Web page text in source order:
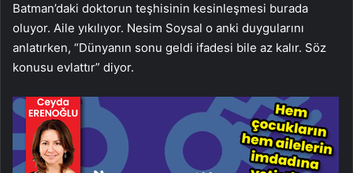
Batman’daki doktorun teşhisinin kesinleşmesi burada
oluyor. Aile yıkılıyor. Nesim Soysal o anki duygularını
anlatırken, “Dünyanın sonu geldi ifadesi bile az kalır. Söz
konusu evlattır” diyor.